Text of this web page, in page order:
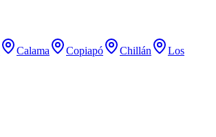
Calama Copiapó Chillán
Los